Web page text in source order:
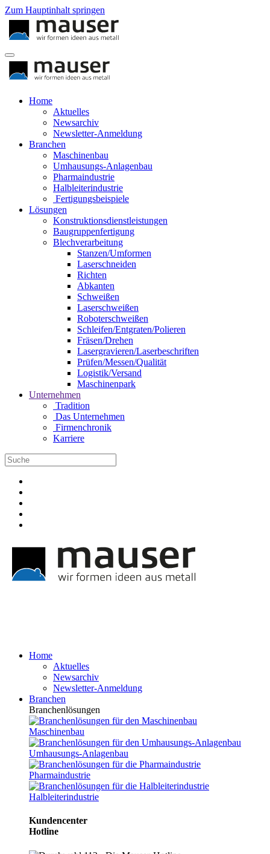
Zum Hauptinhalt springen
Home
Aktuelles
Newsarchiv
Newsletter-Anmeldung
Branchen
Maschinenbau
Umhausungs-Anlagenbau
Pharmaindustrie
Halbleiterindustrie
Fertigungsbeispiele
Lösungen
Konstruktionsdienstleistungen
Baugruppenfertigung
Blechverarbeitung
Stanzen/Umformen
Laserschneiden
Richten
Abkanten
Schweißen
Laserschweißen
Roboterschweißen
Schleifen/Entgraten/Polieren
Fräsen/Drehen
Lasergravieren/Laserbeschriften
Prüfen/Messen/Qualität
Logistik/Versand
Maschinenpark
Unternehmen
Tradition
Das Unternehmen
Firmenchronik
Karriere
Home
Aktuelles
Newsarchiv
Newsletter-Anmeldung
Branchen
Branchenlösungen
Maschinenbau
Umhausungs-Anlagenbau
Pharmaindustrie
Halbleiterindustrie
Kundencenter
Hotline